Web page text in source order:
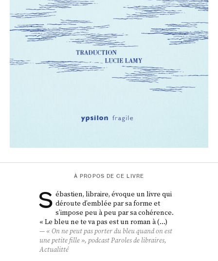
À PROPOS DE CE LIVRE
S ébastien, libraire, évoque un livre qui
déroute d’emblée par sa forme et
s’impose peu à peu par sa cohérence.
« Le bleu ne te va pas est un roman à (…)
« On ne peut pas porter du bleu quand on est
une petite fille », podcast Paroles de libraires,
Actualitté